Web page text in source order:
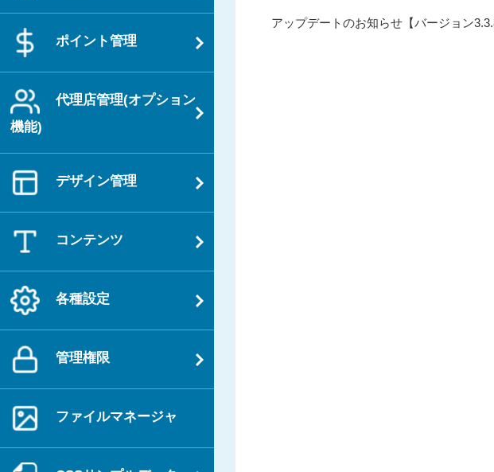
ポイント管理
代理店管理(オプション
機能)
デザイン管理
コンテンツ
各種設定
管理権限
ファイルマネージャ
過
アップデートのお知らせ【バージョン